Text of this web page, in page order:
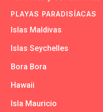
PLAYAS PARADISÍACAS
Islas Maldivas
Islas Seychelles
Bora Bora
Hawaii
Isla Mauricio